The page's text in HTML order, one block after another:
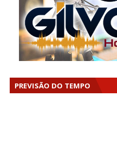
PREVISÃO DO TEMPO